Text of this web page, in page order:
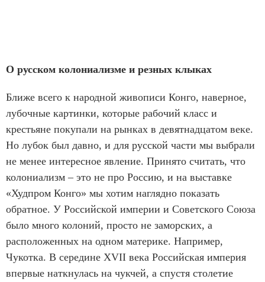
О русском колониализме и резных клыках
Ближе всего к народной живописи Конго, наверное,
лубочные картинки, которые рабочий класс и
крестьяне покупали на рынках в девятнадцатом веке.
Но лубок был давно, и для русской части мы выбрали
не менее интересное явление. Принято считать, что
колониализм – это не про Россию, и на выставке
«Худпром Конго» мы хотим наглядно показать
обратное. У Российской империи и Советского Союза
было много колоний, просто не заморских, а
расположенных на одном материке. Например,
Чукотка. В середине XVII века Российская империя
впервые наткнулась на чукчей, а спустя столетие